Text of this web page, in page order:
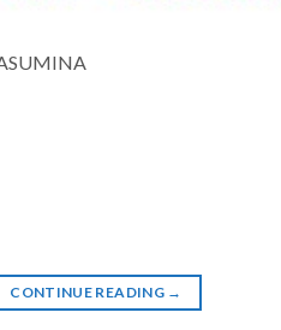
CONTINUE READING →